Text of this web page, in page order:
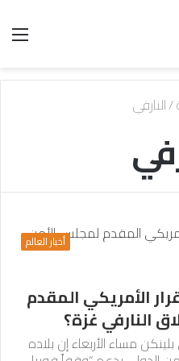
/النارفي
أخبار العالم
الأمريكي المقدم
النارفي غزة؟
مساء الأربعاء إن بلاده